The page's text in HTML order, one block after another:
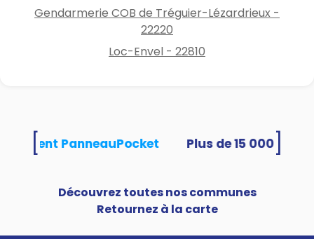
Gendarmerie COB de Tréguier-Lézardrieux -
22220
Loc-Envel - 22810
PanneauPocket
Découvrez toutes nos communes
Retournez à la carte